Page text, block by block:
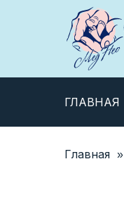
ГЛАВНАЯ
Главная »